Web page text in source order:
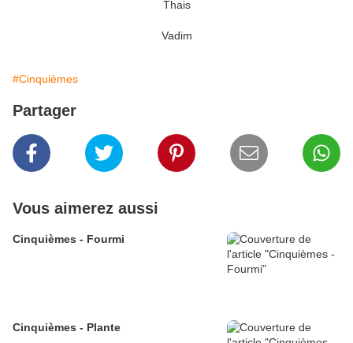
Thais
Vadim
#Cinquièmes
Partager
Vous aimerez aussi
Cinquièmes - Fourmi
Cinquièmes - Plante